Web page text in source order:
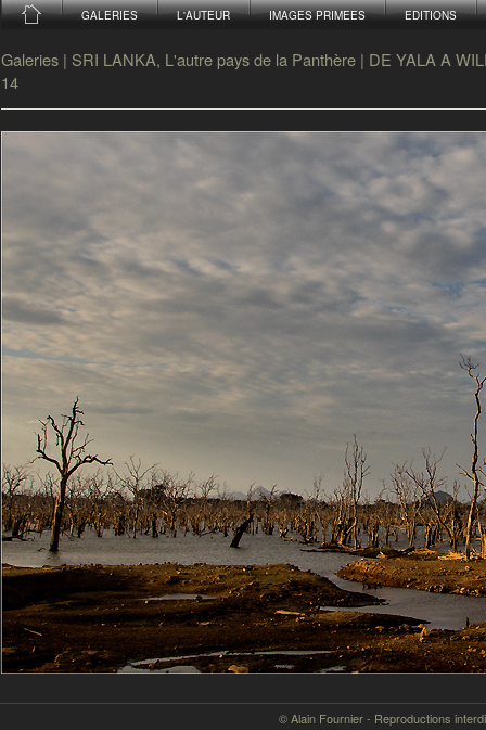
GALERIES L'AUTEUR IMAGES PRIMEES EDITIONS
Galeries | SRI LANKA, L'autre pays de la Panthère | DE YALA A
14
© Alain Fournier - Reproductions